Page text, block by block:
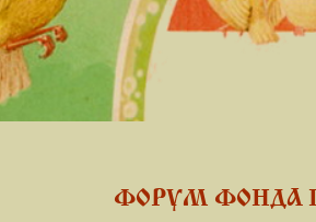
ФОРУМ ФОНДА